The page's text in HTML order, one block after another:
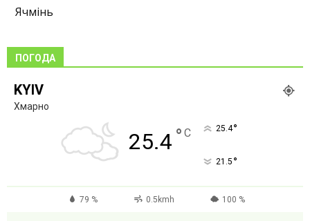
Ячмінь
ПОГОДА
KYIV
Хмарно
25.4 ° C 25.4°
21.5 °
79 % 0.5kmh 100 %